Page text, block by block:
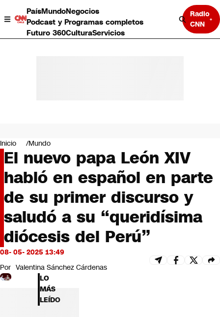
PaísMundoNegocios
Podcast y Programas completos
Futuro 360CulturaServicios
Radio
CNN
Negocios
Deportes
Programas completos
Cultura
Servicios
Bits
CNN tiempo
Futuro 360
Opinión
Inicio Mundo
El nuevo papa León XIV
habló en español en parte
de su primer discurso y
saludó a su “queridísima
diócesis del Perú”
08- 05- 2025 13:49
Por Valentina Sánchez Cárdenas
LO
MÁS
LEÍDO